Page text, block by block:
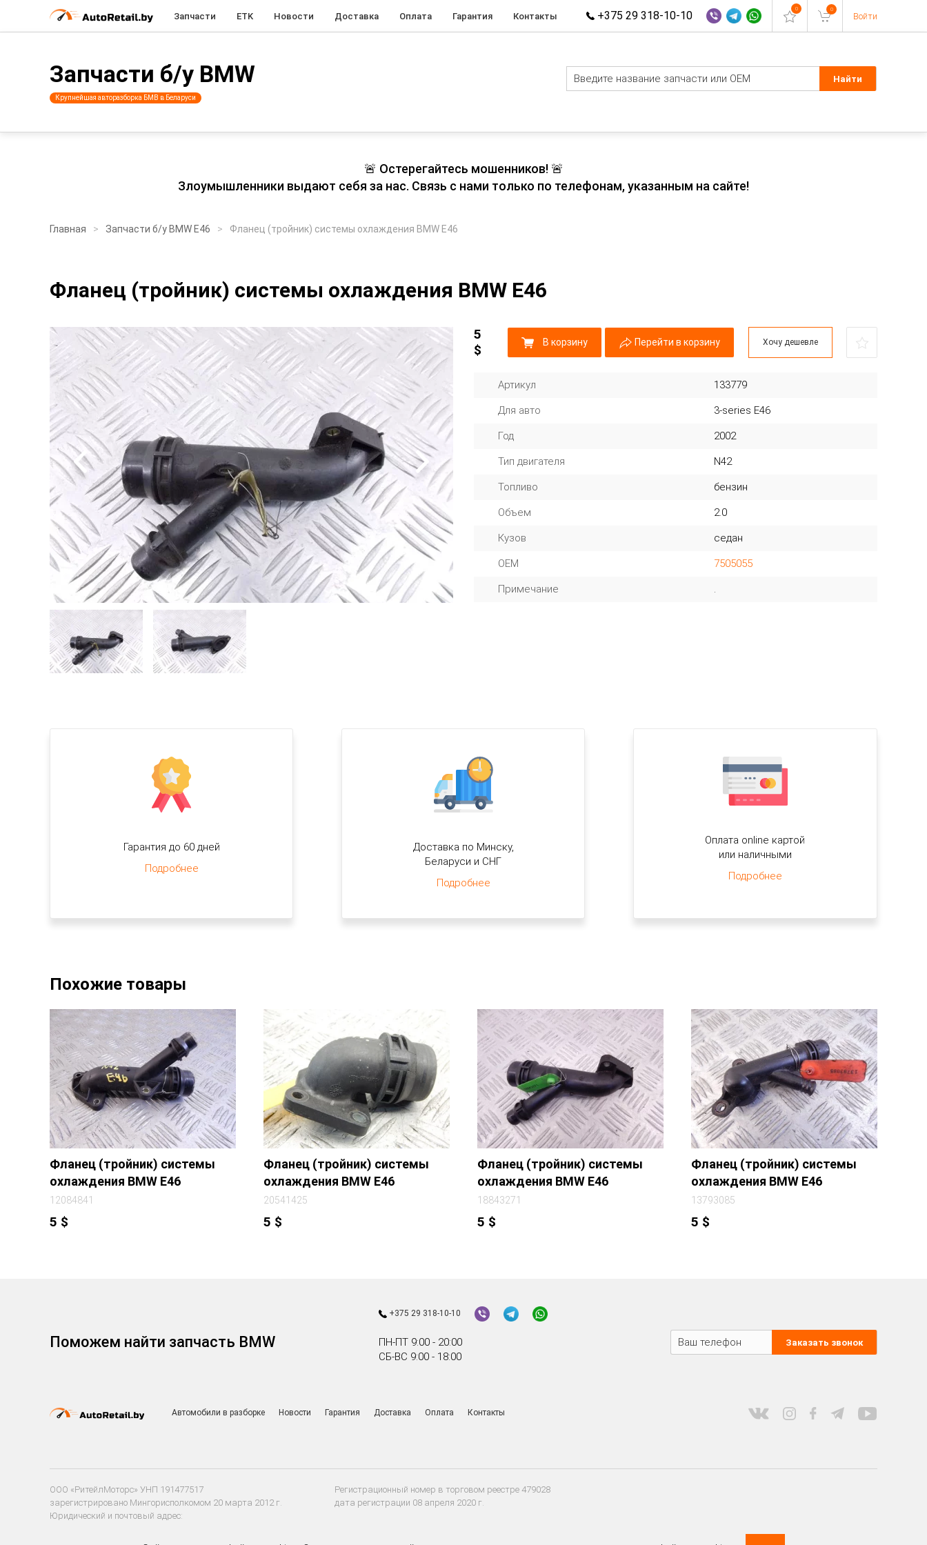
Запчасти ETK Новости Доставка Оплата Гарантия Контакты +375 29 318-10-10 0 0
Войти
Запчасти б/у BMW
Крупнейшая авторазборка БМВ в Беларуси
🚨 Остерегайтесь мошенников! 🚨
Злоумышленники выдают себя за нас. Связь с нами только по телефонам, указанным на сайте!
Главная Запчасти б/у BMW E46 Фланец (тройник) системы охлаждения BMW E46
Фланец (тройник) системы охлаждения BMW E46
5
$
В корзину Перейти в корзину Хочу дешевле
Артикул 133779
Для авто 3-series E46
Год 2002
Тип двигателя N42
Топливо бензин
Объем 2.0
Кузов седан
OEM 7505055
Примечание .
Гарантия до 60 дней
Подробнее
Доставка по Минску,
Беларуси и СНГ
Подробнее
Оплата online картой
или наличными
Подробнее
Похожие товары
Фланец (тройник) системы
охлаждения BMW E46
12084841
5 $
Фланец (тройник) системы
охлаждения BMW E46
20541425
5 $
Фланец (тройник) системы
охлаждения BMW E46
18843271
5 $
Фланец (тройник) системы
охлаждения BMW E46
13793085
5 $
Поможем найти запчасть BMW
+375 29 318-10-10
ПН-ПТ 9:00 - 20:00
СБ-ВС 9:00 - 18:00
Заказать звонок
Автомобили в разборке Новости Гарантия Доставка Оплата Контакты
ООО «РитейлМоторс» УНП 191477517
зарегистрировано Мингорисполкомом 20 марта 2012 г.
Юридический и почтовый адрес:
Регистрационный номер в торговом реестре 479028
дата регистрации 08 апреля 2020 г.